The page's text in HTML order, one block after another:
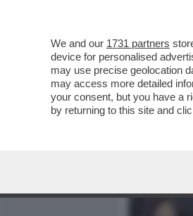
CAOS
VAI
We and our 1731 partners
device for personalised
may use precise geolocation
may access more detailed
your consent, but you have a
by returning to this site and